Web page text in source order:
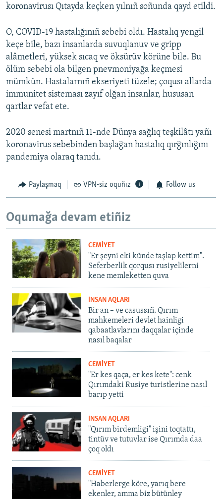
koronavirusı Qıtayda keçken yılnıñ soñunda qayd etildi.
O, COVID-19 hastalığınıñ sebebi oldı. Hastalıq yengil
keçe bile, bazı insanlarda suvuqlanuv ve gripp
alâmetleri, yüksek sıcaq ve öksürüv körüne bile. Bu
ölüm sebebi ola bilgen pnevmoniyağa keçmesi
mümkün. Hastalarnıñ ekseriyeti tüzele; çoqusı allarda
immunitet sisteması zayıf olğan insanlar, hususan
qartlar vefat ete.
2020 senesi martnıñ 11-nde Dünya sağlıq teşkilâtı yañı
koronavirus sebebinden başlağan hastalıq qırğınlığını
pandemiya olaraq tanıdı.
Paylaşmaq VPN-siz oquñız Follow us
Oqumağa devam etiñiz
CEMİYET
"Er şeyni eki künde taşlap kettim".
Seferberlik qorqusı rusiyelilerni
kene memleketten quva
İNSAN AQLARI
Bir an – ve casussıñ. Qırım
mahkemeleri devlet hainligi
qabaatlavlarını daqqalar içinde
nasıl baqalar
CEMİYET
"Er kes qaça, er kes kete": cenk
Qırımdaki Rusiye turistlerine nasıl
barıp yetti
İNSAN AQLARI
"Qırım birdemligi" işini toqtattı,
tintüv ve tutuvlar ise Qırımda daa
çoq oldı
CEMİYET
"Haberlerge köre, yarıq bere
ekenler, amma biz bütünley